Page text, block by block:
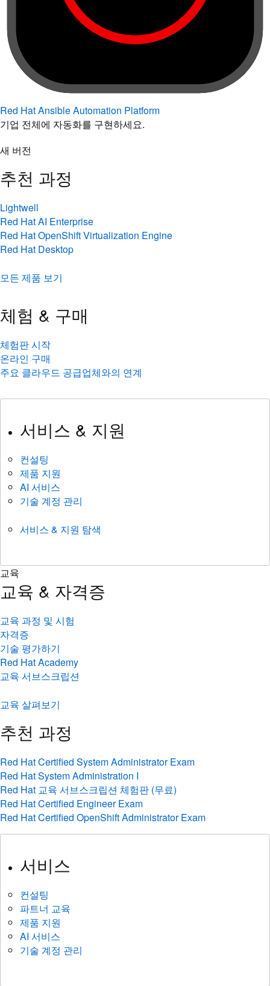
Red Hat Ansible Automation Platform
기업 전체에 자동화를 구현하세요.
새 버전
추천 과정
Lightwell
Red Hat AI Enterprise
Red Hat OpenShift Virtualization Engine
Red Hat Desktop
모든 제품 보기
체험 & 구매
체험판 시작
온라인 구매
주요 클라우드 공급업체와의 연계
서비스 & 지원
컨설팅
제품 지원
AI 서비스
기술 계정 관리
서비스 & 지원 탐색
교육
교육 & 자격증
교육 과정 및 시험
자격증
기술 평가하기
Red Hat Academy
교육 서브스크립션
교육 살펴보기
추천 과정
Red Hat Certified System Administrator Exam
Red Hat System Administration I
Red Hat 교육 서브스크립션 체험판 (무료)
Red Hat Certified Engineer Exam
Red Hat Certified OpenShift Administrator Exam
서비스
컨설팅
파트너 교육
제품 지원
AI 서비스
기술 계정 관리